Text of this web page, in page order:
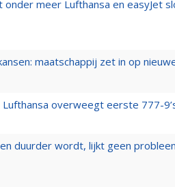
meer Lufthansa en easyJet
maatschappij zet in op
overweegt eerste 777-
duurder wordt, lijkt geen